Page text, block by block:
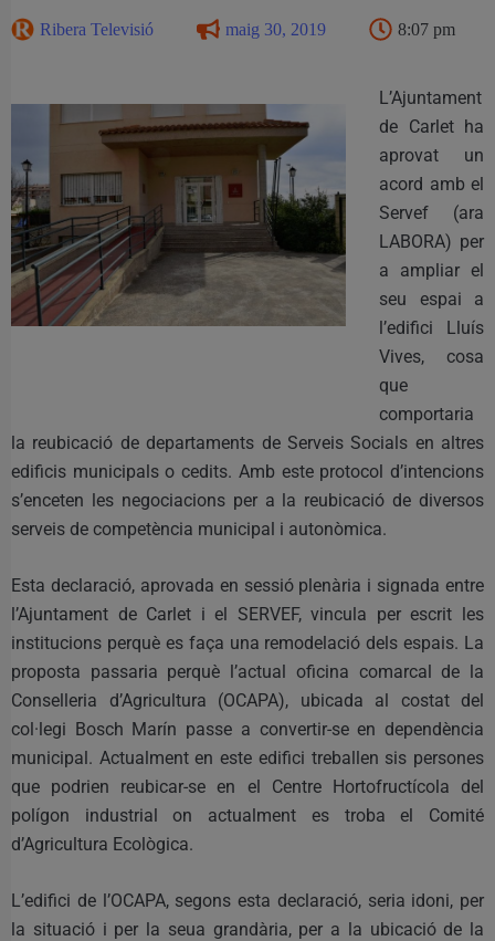
Ribera Televisió maig 30, 2019 8:07 pm
L’Ajuntament
de Carlet ha
aprovat un
acord amb el
Servef (ara
LABORA) per
a ampliar el
seu espai a
l’edifici Lluís
Vives, cosa
que
comportaria
la reubicació de departaments de Serveis Socials en altres
edificis municipals o cedits. Amb este protocol d’intencions
s’enceten les negociacions per a la reubicació de diversos
serveis de competència municipal i autonòmica.
Esta declaració, aprovada en sessió plenària i signada entre
l’Ajuntament de Carlet i el SERVEF, vincula per escrit les
institucions perquè es faça una remodelació dels espais. La
proposta passaria perquè l’actual oficina comarcal de la
Conselleria d’Agricultura (OCAPA), ubicada al costat del
col·legi Bosch Marín passe a convertir-se en dependència
municipal. Actualment en este edifici treballen sis persones
que podrien reubicar-se en el Centre Hortofructícola del
polígon industrial on actualment es troba el Comité
d’Agricultura Ecològica.
L’edifici de l’OCAPA, segons esta declaració, seria idoni, per
la situació i per la seua grandària, per a la ubicació de la